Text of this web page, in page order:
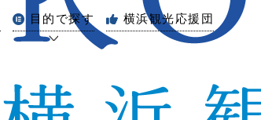
法人の方へ
目的で探す 横浜観光応援団